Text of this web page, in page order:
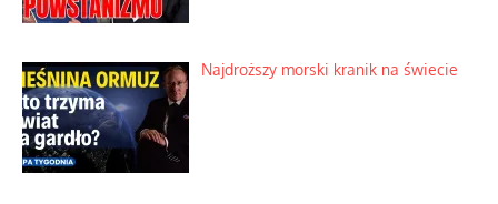
Najdroższy morski kranik na świecie